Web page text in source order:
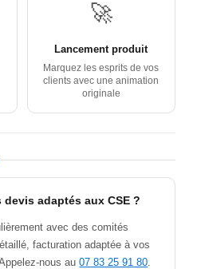
🚀
Lancement produit
Marquez les esprits de vos
clients avec une animation
originale
adaptés aux CSE ?
avec des comités
facturation adaptée à vos
nous au07 83 25 91 80.